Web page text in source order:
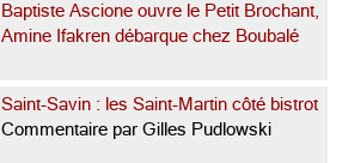
Baptiste Ascione ouvre le Petit Brochant,
Amine Ifakren débarque chez Boubalé
Saint-Savin : les Saint-Martin côté bistrot
Commentaire par Gilles Pudlowski